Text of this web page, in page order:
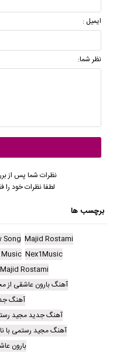
ایمیل :
نظر شما:
نظرات شما پس از
لطفا نظرات خود را
برچسب ها
Majid Rostami
Song
Nex1Music
Rostami
آهنگ بارون عاشقی از
آهنگ
آهنگ جدید مجید
آهنگ مجید رستمی با
بارون